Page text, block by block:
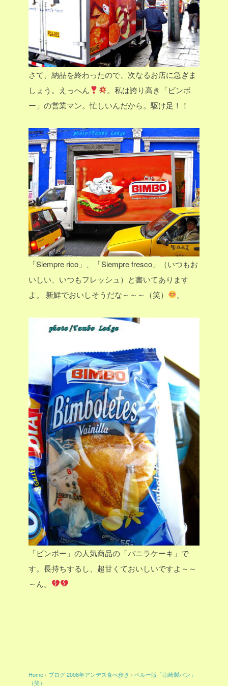
さて、納品を終わったので、次なるお店に急ぎま
しょう。えっへん
。私は誇り高き「ビンボ
ー」の営業マン。忙しいんだから。駆け足！！
「Siempre rico」、「Siempre fresco」（いつもお
いしい、いつもフレッシュ）と書いてあります
よ。
新鮮でおいしそうだな～～～（笑） 。
「ビンボー」の人気商品の「バニラケーキ」で
す。長持ちするし、超甘くておいしいですよ～～
～ん。
Home › ブログ2008年アンデス食べ歩き › ペルー版「山崎製パン」
（笑）